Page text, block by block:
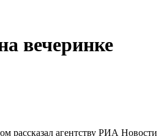
вечеринке
рассказал агентству РИА Новости